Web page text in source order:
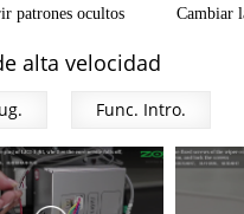
Arranque suave Función
patrones ocultos Cambiar
alta velocidad
Func. Intro.